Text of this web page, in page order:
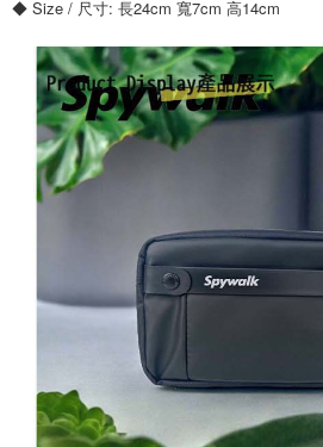
7-11付款取貨
每筆NT$70，滿NT$699(含以上)免運費
宅配
每筆NT$80，滿NT$699(含以上)免運費
國家/地區配送
◆ Size / 尺寸: 長24cm 寬7cm 高14cm